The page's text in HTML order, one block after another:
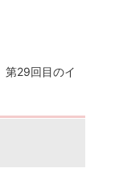
第29回目のイ